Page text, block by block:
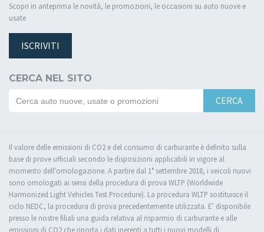
Scopri in anteprima le novità, le promozioni, le occasioni su auto nuove e
usate
ISCRIVITI
CERCA NEL SITO
CERCA
Il valore delle emissioni di CO2 e del consumo di carburante è definito sulla
base di prove ufficiali secondo le disposizioni applicabili in vigore al
momento dell'omologazione. A partire dal 1° settembre 2018, i veicoli nuovi
sono omologati ai sensi della procedura di prova WLTP (Worldwide
Harmonized Light Vehicles Test Procedure). La procedura WLTP sostituisce il
ciclo NEDC, la procedura di prova precedentemente utilizzata. E’ disponibile
presso le nostre filiali una guida relativa al risparmio di carburante e alle
emissioni di CO2 che riporta i dati inerenti a tutti i nuovi modelli di